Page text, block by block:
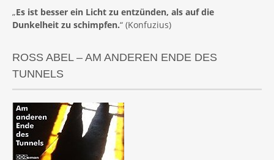
„Es ist besser ein Licht zu entzünden, als auf die
Dunkelheit zu schimpfen.“ (Konfuzius)
ROSS ABEL – AM ANDEREN ENDE DES
TUNNELS